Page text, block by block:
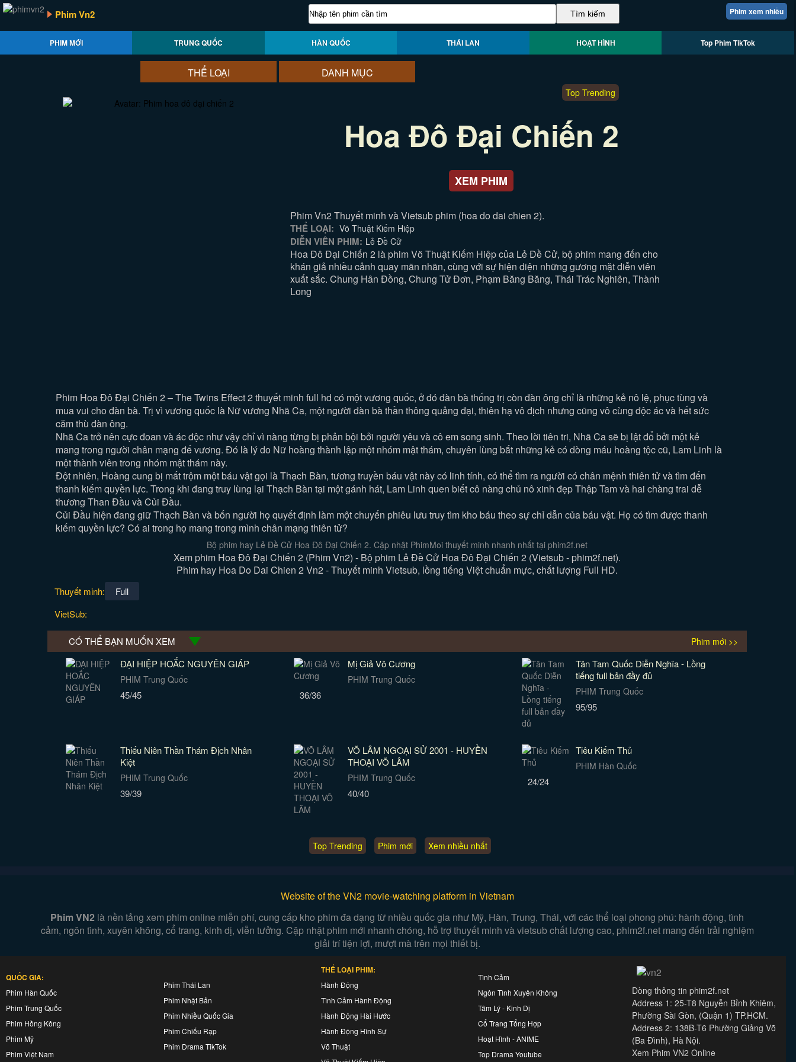
Phim xem nhiều
Phim Vn2
PHIM MỚI TRUNG QUỐC HÀN QUỐC THÁI LAN HOẠT HÌNH Top Phim TikTok
THỂ LOẠI DANH MỤC
Top Trending
Hoa Đô Đại Chiến 2
XEM PHIM
Phim Vn2 Thuyết minh và Vietsub phim (hoa do dai chien 2).
THỂ LOẠI: Võ Thuật Kiếm Hiệp
DIỄN VIÊN PHIM: Lẻ Đề Cử
Hoa Đô Đại Chiến 2 là phim Võ Thuật Kiếm Hiệp của Lẻ Đề Cử, bộ phim mang đến cho
khán giả nhiều cảnh quay mãn nhãn, cùng với sự hiện diện những gương mặt diễn viên
xuất sắc. Chung Hân Đồng, Chung Tử Ðơn, Phạm Băng Băng, Thái Trác Nghiên, Thành
Long
Phim Hoa Đô Đại Chiến 2 – The Twins Effect 2 thuyết minh full hd có một vương quốc, ở đó đàn bà thống trị còn đàn ông chỉ là những kẻ nô lệ, phục tùng và
mua vui cho đàn bà. Trị vì vương quốc là Nữ vương Nhã Ca, một người đàn bà thần thông quảng đại, thiên hạ vô địch nhưng cũng vô cùng độc ác và hết sức
căm thù đàn ông.
Nhã Ca trở nên cực đoan và ác độc như vậy chỉ vì nàng từng bị phản bội bởi người yêu và cô em song sinh. Theo lời tiên tri, Nhã Ca sẽ bị lật đổ bởi một kẻ
mang trong người chân mạng đế vương. Đó là lý do Nữ hoàng thành lập một nhóm mật thám, chuyên lùng bắt những kẻ có dòng máu hoàng tộc cũ, Lam Linh là
một thành viên trong nhóm mật thám này.
Đột nhiên, Hoàng cung bị mất trộm một báu vật gọi là Thạch Bàn, tương truyền báu vật này có linh tính, có thể tìm ra người có chân mệnh thiên tử và tìm đến
thanh kiếm quyền lực. Trong khi đang truy lùng lại Thạch Bàn tại một gánh hát, Lam Linh quen biết cô nàng chủ nô xinh đẹp Thập Tam và hai chàng trai dễ
thương Than Đầu và Củi Đầu.
Củi Đầu hiện đang giữ Thạch Bàn và bốn người họ quyết định làm một chuyến phiêu lưu truy tìm kho báu theo sự chỉ dẫn của báu vật. Họ có tìm được thanh
kiếm quyền lực? Có ai trong họ mang trong mình chân mạng thiên tử?
Bộ phim hay Lẻ Đề Cử Hoa Đô Đại Chiến 2. Cập nhật PhimMoi thuyết minh nhanh nhất tại phim2f.net
Xem phim Hoa Đô Đại Chiến 2 (Phim Vn2) - Bộ phim Lẻ Đề Cử Hoa Đô Đại Chiến 2 (Vietsub - phim2f.net).
Phim hay Hoa Do Dai Chien 2 Vn2 - Thuyết minh Vietsub, lồng tiếng Việt chuẩn mực, chất lượng Full HD.
Thuyết minh:
Full
VietSub:
CÓ THỂ BẠN MUỐN XEM Phim mới >>
ĐẠI HIỆP HOẮC NGUYÊN GIÁP
PHIM Trung Quốc
45/45
Mị Giả Vô Cương
PHIM Trung Quốc
36/36
Tân Tam Quốc Diễn Nghĩa - Lồng
tiếng full bản đầy đủ
PHIM Trung Quốc
95/95
Thiếu Niên Thần Thám Địch Nhân
Kiệt
PHIM Trung Quốc
39/39
VÕ LÂM NGOẠI SỬ 2001 - HUYỀN
THOẠI VÕ LÂM
PHIM Trung Quốc
40/40
Tiêu Kiếm Thủ
PHIM Hàn Quốc
24/24
Top Trending Phim mới Xem nhiều nhất
Website of the VN2 movie-watching platform in Vietnam
Phim VN2 là nền tảng xem phim online miễn phí, cung cấp kho phim đa dạng từ nhiều quốc gia như Mỹ, Hàn, Trung, Thái, với các thể loại phong phú: hành động, tình
cảm, ngôn tình, xuyên không, cổ trang, kinh dị, viễn tưởng. Cập nhật phim mới nhanh chóng, hỗ trợ thuyết minh và vietsub chất lượng cao, phim2f.net mang đến trải nghiệm
giải trí tiện lợi, mượt mà trên mọi thiết bị.
QUỐC GIA:
Phim Hàn Quốc
Phim Trung Quốc
Phim Hồng Kông
Phim Mỹ
Phim Việt Nam
Phim Thái Lan
Phim Nhật Bản
Phim Nhiều Quốc Gia
Phim Chiếu Rạp
Phim Drama TikTok
THỂ LOẠI PHIM:
Hành Động
Tình Cảm Hành Động
Hành Động Hài Hước
Hành Động Hình Sự
Võ Thuật
Tình Cảm
Ngôn Tình Xuyên Không
Tâm Lý - Kinh Dị
Cổ Trang Tổng Hợp
Hoạt Hình - ANIME
Top Drama Youtube
Dòng thông tin phim2f.net
Address 1: 25-T8 Nguyễn Bỉnh Khiêm,
Phường Sài Gòn, (Quận 1) TP.HCM.
Address 2: 138B-T6 Phường Giảng Võ
(Ba Đình), Hà Nội.
Xem Phim VN2 Online